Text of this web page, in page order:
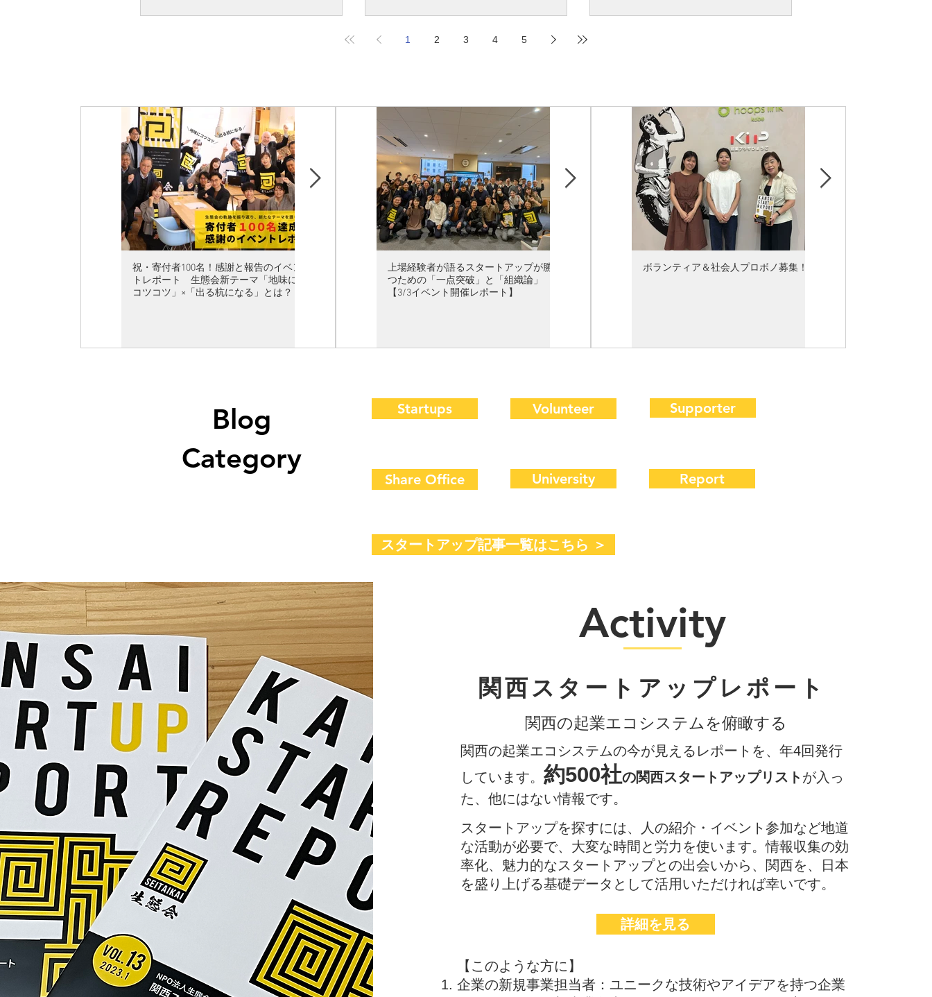
（生態会事務局）、小松建太（ライタ
は高校を中退。通信制高校で学び直した
ことが、教育との最初の接点になった。
2012年に通信制高校に勤務し、教育と
キャリア支援の世界に入る。2013年に
労務コンサルタントとして独立し、
2015年4月には厚生労働省委託の南河内
サポートステーション（就労支援事業）
を統括。同年9月に株式会社キャリアア
シストシステムズを創業。複数の事業を
2023年1月に株式会社Teachを創業し新
事業へ挑戦している。 「夢の一言」か
の管理・統制基盤づくりに挑んでいま
1 2 3 4 5
祝・寄付者100名！感謝と報告のイベン
トレポート 生態会新テーマ「地味に
コツコツ」×「出る杭になる」とは？
【特別レポート】欧州最大のスタート
アップ祭典 VIVA TECH 2025 - 18万人が来
場。AIが話題の中心に
上場経験者が語るスタートアップが勝
つための「一点突破」と「組織論」
【3/3イベント開催レポート】
1,000万円が3カ月で消えた日を乗り越え
ボランティア＆社会人プロボノ募集！
Blog
Category
Startups Volunteer Supporter
Share Office University Report
スタートアップ記事一覧はこちら ＞
Activity
関西スタートアップレポート
​関西の起業エコシステムを俯瞰する
関西の起業エコシステムの今が見えるレポートを、年4回発行
しています。 約500社の関西スタートアップリスト が入っ
た、他にはない情報です。 ​
スタートアップを探すには、人の紹介・イベント参加など地道
な活動が必要で、大変な時間と労力を使います。情報収集の効
率化、魅力的なスタートアップとの出会いから、関西を、日本
を盛り上げる基礎データとして活用いただければ幸いです。
詳細を見る
【このような方に】
企業の新規事業担当者：ユニークな技術やアイデアを持つ企業